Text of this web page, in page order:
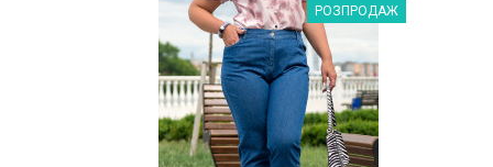
Наклейки Варіант з %РОЗПРОДАЖ